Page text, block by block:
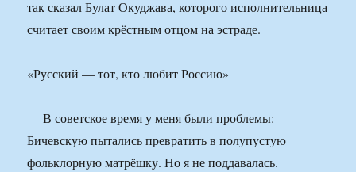
так сказал Булат Окуджава, которого исполнительница
считает своим крёстным отцом на эстраде.
«Русский — тот, кто любит Россию»
— В советское время у меня были проблемы:
Бичевскую пытались превратить в полупустую
фольклорную матрёшку. Но я не поддавалась.